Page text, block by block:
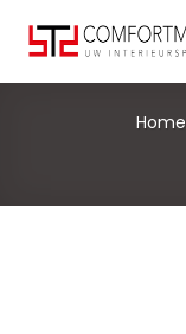
content
Home